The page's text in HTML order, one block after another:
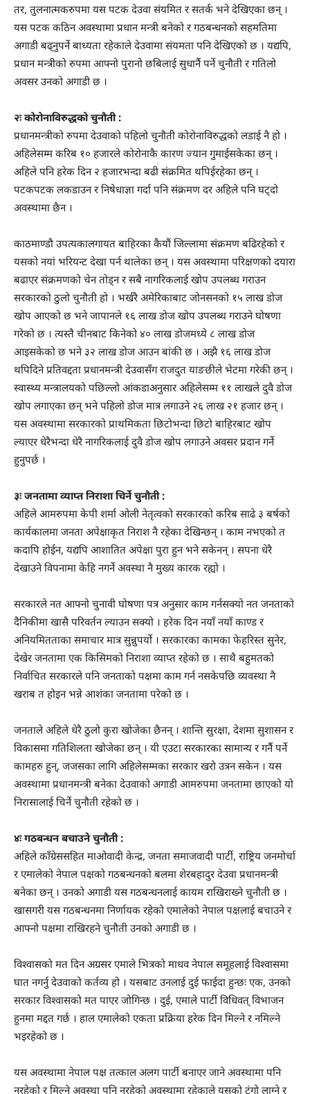
तर, तुलनात्मकरुपमा यस पटक देउवा संयमित र सतर्क भने देखिएका छन् ।
यस पटक कठिन अवस्थामा प्रधान मन्त्री बनेको र गठबन्धनको सहमतिमा
अगाडी बढ्नुपर्ने बाध्यता रहेकाले देउवामा संयमता पनि देखिएको छ । यद्यपि,
प्रधान मन्त्रीको रुपमा आफ्नो पुरानो छबिलाई सुधार्नै पर्ने चुनौती र गतिलो
अवसर उनको अगाडी छ ।
२ः कोरोनाविरुद्धको चुनौती :
प्रधानमन्त्रीको रुपमा देउवाको पहिलो चुनौती कोरोनाविरुद्धको लडाई नै हो ।
अहिलेसम्म करिब १० हजारले कोरोनाकै कारण ज्यान गुमाईसकेका छन् ।
अहिले पनि हरेक दिन २ हजारभन्दा बढी संक्रमित थपिईरहेका छन् ।
पटकपटक लकडाउन र निषेधाज्ञा गर्दा पनि संक्रमण दर अहिले पनि घट्दो
अवस्थामा छैन ।
काठमाण्डौ उपत्यकालगायत बाहिरका कैयौं जिल्लामा संक्रमण बढिरहेको र
यसको नयां भरियन्ट देखा पर्न थालेका छन् । यस अवस्थामा परिक्षणको दयारा
बढाएर संक्रमणको चेन तोड्न र सबै नागरिकलाई खोप उपलब्ध गराउन
सरकारको ठुलो चुनौती हो । भर्खरै अमेरिकाबाट जोनसनको १५ लाख डोज
खोप आएको छ भने जापानले १६ लाख डोज खोप उपलब्ध गराउने घोषणा
गरेको छ । त्यस्तै चीनबाट किनेको ४० लाख डोजमध्ये ८ लाख डोज
आइसकेको छ भने ३२ लाख डोज आउन बांकी छ । अझै १६ लाख डोज
थपिदिने प्रतिवद्दता प्रधानमन्त्री देउवासँग राजदुत याङछीले भेटमा गरेकी छन् ।
स्वास्थ्य मन्त्रालयको पछिल्लो आंकडाअनुसार अहिलेसम्म ११ लाखले दुवै डोज
खोप लगाएका छन् भने पहिलो डोज मात्र लगाउने २६ लाख २१ हजार छन् ।
यस अवस्थामा सरकारको प्राथमिकता छिटोभन्दा छिटो बाहिरबाट खोप
ल्याएर धेरैभन्दा धेरै नागरिकलाई दुवै डोज खोप लगाउने अवसर प्रदान गर्ने
हुनुपर्छ ।
३ः जनतामा व्याप्त निराशा चिर्ने चुनौती :
अहिले आमरुपमा केपी शर्मा ओली नेतृत्वको सरकारको करिब साढे ३ बर्षको
कार्यकालमा जनता अपेक्षाकृत निराश नै रहेका देखिन्छन् । काम नभएको त
कदापि होईन, यद्यपि आशातित अपेक्षा पुरा हुन भने सकेनन् । सपना धेरै
देखाउने विपनामा केहि नगर्ने अवस्था नै मुख्य कारक रह्यो ।
सरकारले नत आफ्नो चुनावी घोषणा पत्र अनुसार काम गर्नसक्यो नत जनताको
दैनिकीमा खासै परिवर्तन ल्याउन सक्यो । हरेक दिन नयाँ नयाँ काण्ड र
अनियमितताका समाचार मात्र सुन्नुपर्यो । सरकारका कामका फेहरिस्त सुनेर,
देखेर जनतामा एक किसिमको निराशा व्याप्त रहेको छ । साथै बहुमतको
निर्वाचित सरकारले पनि जनताको पक्षमा काम गर्न नसकेपछि व्यवस्था नै
खराब त होइन भन्ने आशंका जनतामा परेको छ ।
जनताले अहिले धेरै ठुलो कुरा खोजेका छैनन् । शान्ति सुरक्षा, देशमा सुशासन र
विकासमा गतिशिलता खोजेका छन् । यी एउटा सरकारका सामान्य र गर्नै पर्ने
कामहरु हुन्, जजसका लागि अहिलेसम्मका सरकार खरो उत्रन सकेन । यस
अवस्थामा प्रधानमन्त्री बनेका देउवाको अगाडी आमरुपमा जनतामा छाएको यो
निरासालाई चिर्ने चुनौती रहेको छ ।
४ः गठबन्धन बचाउने चुनौती :
अहिले काँग्रेससहित माओवादी केन्द्र, जनता समाजवादी पार्टी, राष्ट्रिय जनमोर्चा
र एमालेको नेपाल पक्षको गठबन्धनको बलमा शेरबहादुर देउवा प्रधानमन्त्री
बनेका छन् । उनको अगाडी यस गठबन्धनलाई कायम राखिराख्ने चुनौती छ ।
खासगरी यस गठबन्धनमा निर्णायक रहेको एमालेको नेपाल पक्षलाई बचाउने र
आफ्नो पक्षमा राखिरहने चुनौती उनको अगाडी छ ।
विश्वासको मत दिन अग्रसर एमाले भित्रको माधव नेपाल समूहलाई विश्वासमा
घात नगर्नु देउवाको कर्तव्य हो । यसबाट उनलाई दुई फाईदा हुन्छः एक, उनको
सरकार विश्वासको मत पाएर जोगिन्छ । दुई, एमाले पार्टी विधिवत् विभाजन
हुनमा मद्दत गर्छ । हाल एमालेको एकता प्रक्रिया हरेक दिन मिल्ने र नमिल्ने
भइरहेको छ ।
यस अवस्थामा नेपाल पक्ष तत्काल अलग पार्टी बनाएर जाने अवस्थामा पनि
नरहेको र मिल्ने अवस्था पनि नरहेको अवस्थामा रहेकाले यसको टुंगो लाग्ने र